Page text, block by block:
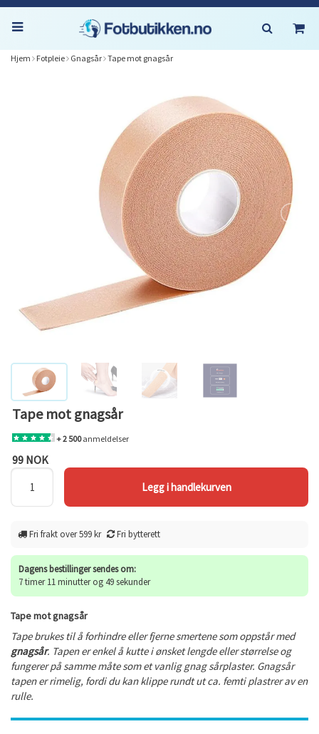
Hjem Fotpleie Gnagsår Tape mot gnagsår
Tape mot gnagsår
+ 2 500anmeldelser
99 NOK
Fri frakt over 599 kr Fri bytterett
Dagens bestillinger sendes om:
7 timer 11 minutter og 49 sekunder
Tape mot gnagsår
Tape brukes til å forhindre eller fjerne smertene som oppstår med
gnagsår. Tapen er enkel å kutte i ønsket lengde eller størrelse og
fungerer på samme måte som et vanlig gnag sårplaster. Gnagsår
tapen er rimelig, fordi du kan klippe rundt ut ca. femti plastrer av en
rulle.